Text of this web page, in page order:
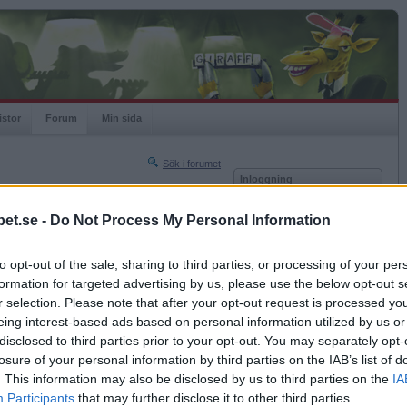
- Do Not Process My Personal Information
opt-out of the sale, sharing to third parties, or processing of your
for targeted advertising by us, please use the below opt-out
selection. Please note that after your opt-out request is processed
interest-based ads based on personal information utilized by us
to third parties prior to your opt-out. You may separately
of your personal information by third parties on the IAB’s list of
This information may also be disclosed by us to third parties on the
Participants that may further disclose it to other third parties.
Forum Min sida
Sök i forumet
Nästa sida »
2011-04-16 21:59
att ha många sköna stunder i
Inloggning
Kom ihåg mig
Glömt ditt lösenord?
Få ny aktiveringslänk
Betapet är gratis!